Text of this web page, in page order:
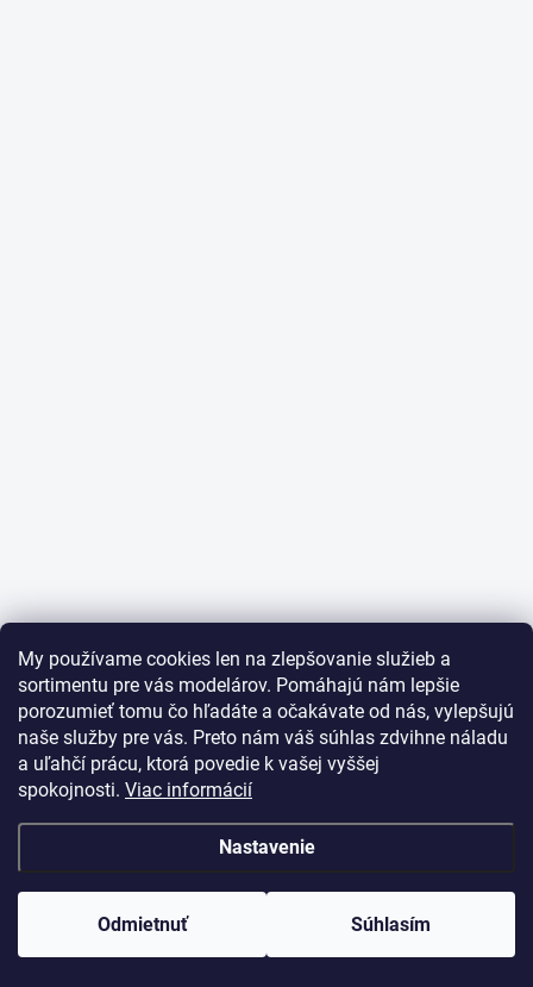
My používame cookies len na zlepšovanie služieb a
sortimentu pre vás modelárov. Pomáhajú nám lepšie
porozumieť tomu čo hľadáte a očakávate od nás, vylepšujú
naše služby pre vás. Preto nám váš súhlas zdvihne náladu
a uľahčí prácu, ktorá povedie k vašej vyššej
spokojnosti. Viac informácií
Nastavenie
Odmietnuť Súhlasím
Ako vám pomôžem?